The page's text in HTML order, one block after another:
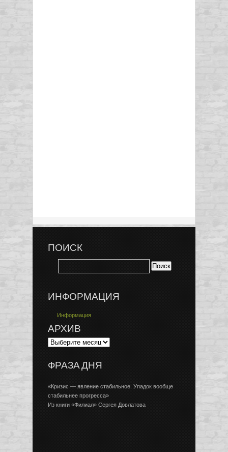
ПОИСК
ИНФОРМАЦИЯ
Информация
АРХИВ
ФРАЗА ДНЯ
«Кризис — явление стабильное. Упадок вообще
стабильнее прогресса»
Из книги «Филиал» Сергея Довлатова